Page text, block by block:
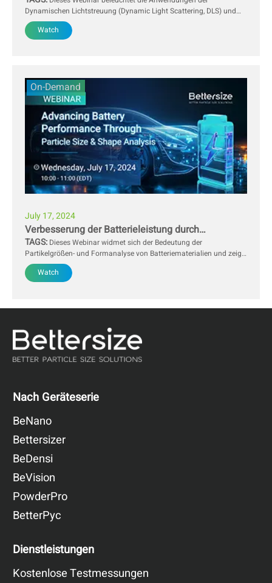
Dynamischen Lichtstreuung (Dynamic Light Scattering, DLS) und
der Elektrophoretischen Lichtstreuung (Electrophoretic Light
Scattering, ELS) in der pharmazeutischen Industrie. Die Experten
Watch
On-Demand
July 17, 2024
Verbesserung der Batterieleistung durch
Partikelgrößen- und Formanalyse
TAGS: Dieses Webinar widmet sich der Bedeutung der
Partikelgrößen- und Formanalyse von Batteriematerialien und zeigt,
wie die Kombination aus Laserbeugung und Bildanalyse dazu
beitragen kann, die Lebensdauer von Batterien effektiv zu
Watch
Nach Geräteserie
BeNano
Bettersizer
BeDensi
BeVision
PowderPro
BetterPyc
Dienstleistungen
Kostenlose Testmessungen